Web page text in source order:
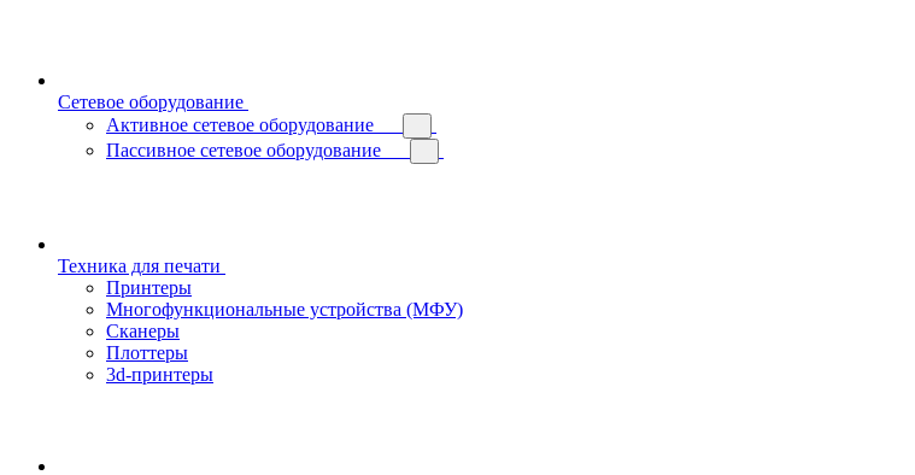
Сетевое оборудование
Активное сетевое оборудование
Пассивное сетевое оборудование
Техника для печати
Принтеры
Многофункциональные устройства (МФУ)
Сканеры
Плоттеры
3d-принтеры